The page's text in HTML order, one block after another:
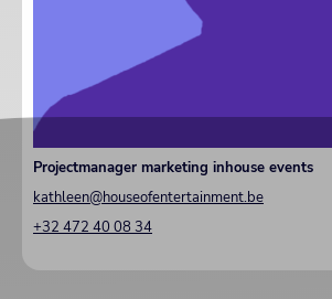
Projectmanager marketing inhouse events
kathleen@houseofentertainment.be
+32 472 40 08 34